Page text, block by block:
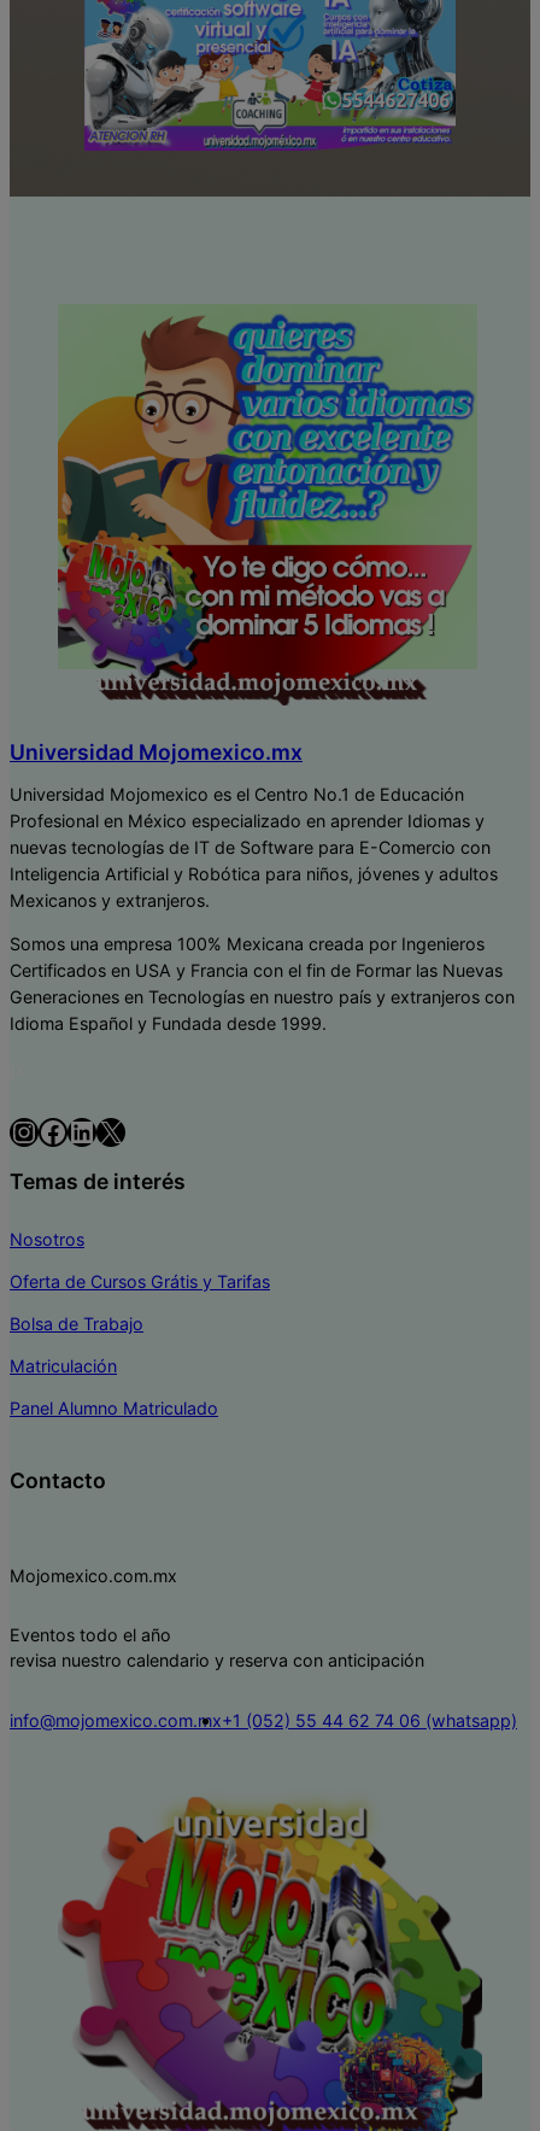
Universidad Mojomexico.mx
Universidad Mojomexico es el Centro No.1 de Educación
Profesional en México especializado en aprender Idiomas y
nuevas tecnologías de IT de Software para E-Comercio con
Inteligencia Artificial y Robótica para niños, jóvenes y adultos
Mexicanos y extranjeros.
Somos una empresa 100% Mexicana creada por Ingenieros
Certificados en USA y Francia con el fin de Formar las Nuevas
Generaciones en Tecnologías en nuestro país y extranjeros con
Idioma Español y Fundada desde 1999.
InstagramFacebook LinkedIn X
Temas de interés
Nosotros
Oferta de Cursos Grátis y Tarifas
Bolsa de Trabajo
Matriculación
Panel Alumno Matriculado
Contacto
Mojomexico.com.mx
Eventos todo el año
revisa nuestro calendario y reserva con anticipación
info@mojomexico.com.mx+1 (052) 55 44 62 74 06 (whatsapp)